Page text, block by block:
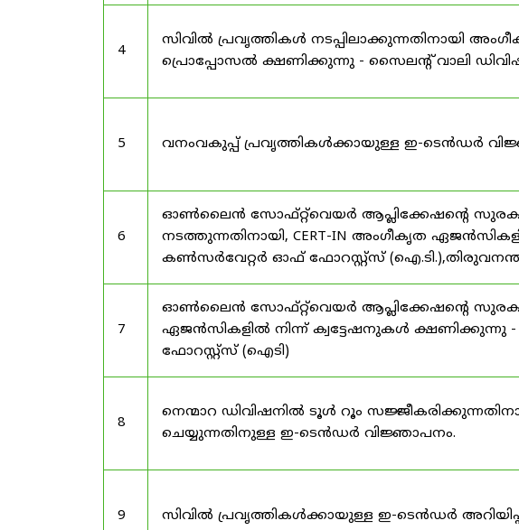
4
സിവിൽ പ്രവൃത്തികൾ നടപ്പിലാക്കുന്നതിനായി
പ്രൊപ്പോസൽ ക്ഷണിക്കുന്നു - സൈലന്റ് വാലി
5 വനംവകുപ്പ് പ്രവൃത്തികൾക്കായുള്ള ഇ-ടെൻഡർ
6
ഓൺലൈൻ സോഫ്റ്റ്‌വെയർ ആപ്ലിക്കേഷന്റെ സുരക്ഷാ
നടത്തുന്നതിനായി, CERT-IN അംഗീകൃത
കൺസർവേറ്റർ ഓഫ് ഫോറസ്റ്റ്സ്
7
ഓൺലൈൻ സോഫ്റ്റ്‌വെയർ ആപ്ലിക്കേഷന്റെ സുരക്ഷാ
ഏജൻസികളിൽ നിന്ന് ക്വട്ടേഷനുകൾ
ഫോറസ്റ്റ്സ് (ഐടി)
8
നെന്മാറ ഡിവിഷനിൽ ടൂൾ റൂം
ചെയ്യുന്നതിനുള്ള ഇ-ടെൻഡർ വിജ്ഞാപനം.
9 സിവിൽ പ്രവൃത്തികൾക്കായുള്ള ഇ-ടെൻഡർ